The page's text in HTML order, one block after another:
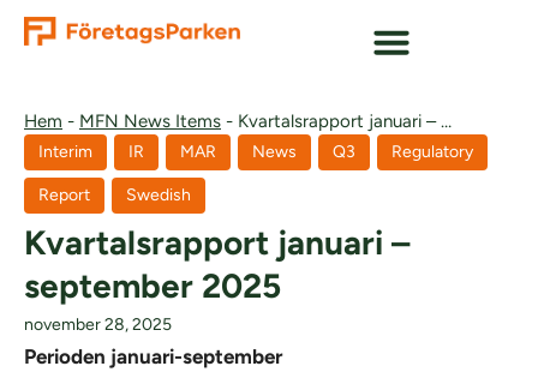
Hem - MFN News Items - Kvartalsrapport januari – september 2025
Interim IR MAR News Q3 Regulatory
Report Swedish
Kvartalsrapport januari –
september 2025
november 28, 2025
Perioden januari-september